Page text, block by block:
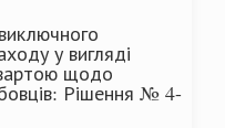
у вигляді
щодо
Рішення № 4-